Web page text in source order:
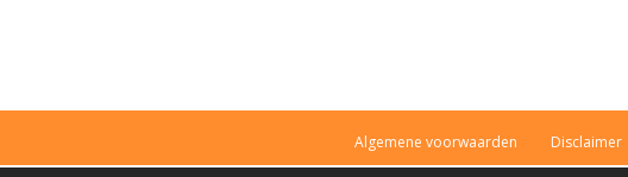
Algemene voorwaarden Disclaimer